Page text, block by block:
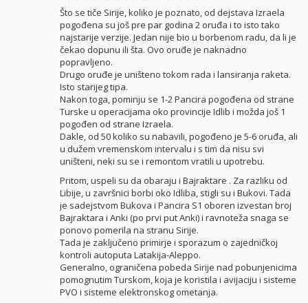
Što se tiče Sirije, koliko je poznato, od dejstava Izraela
pogođena su još pre par godina 2 oruđa i to isto tako
najstarije verzije. Jedan nije bio u borbenom radu, da li je
čekao dopunu ili šta. Ovo oruđe je naknadno
popravljeno.
Drugo oruđe je uništeno tokom rada i lansiranja raketa.
Isto starijeg tipa.
Nakon toga, pominju se 1-2 Pancira pogođena od strane
Turske u operacijama oko provincije Idlib i možda još 1
pogođen od strane Izraela.
Dakle, od 50 koliko su nabavili, pogođeno je 5-6 oruđa, ali
u dužem vremenskom intervalu i s tim da nisu svi
uništeni, neki su se i remontom vratili u upotrebu.
Pritom, uspeli su da obaraju i Bajraktare . Za razliku od
Libije, u završnici borbi oko Idliba, stigli su i Bukovi. Tada
je sadejstvom Bukova i Pancira S1 oboren izvestan broj
Bajraktara i Anki (po prvi put Anki) i ravnoteža snaga se
ponovo pomerila na stranu Sirije.
Tada je zaključeno primirje i sporazum o zajedničkoj
kontroli autoputa Latakija-Aleppo.
Generalno, ograničena pobeda Sirije nad pobunjenicima
pomognutim Turskom, koja je koristila i avijaciju i sisteme
PVO i sisteme elektronskog ometanja.